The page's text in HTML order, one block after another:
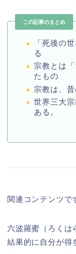
この記事のまとめ
「死後の
る
宗教とは
たもの
宗教は、
世界三大
ある。
関連コンテンツで
六波羅蜜（ろくは
結果的に自分が得